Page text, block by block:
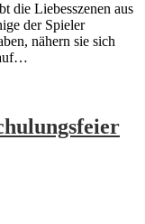
die Liebesszenen aus
der Spieler
nähern sie sich